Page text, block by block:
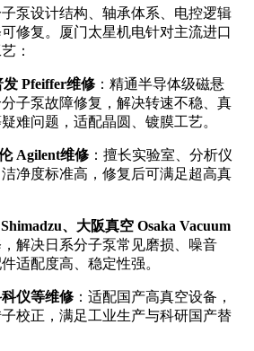
泵设计结构、轴承体系、电控逻辑
修复。厦门太星机电针对主流进口
：
Pfeiffer维修 ：精通半导体级磁悬
子泵故障修复，解决转速不稳、真
难问题，适配晶圆、镀膜工艺。
Agilent维修 ：擅长实验室、分析仪
净度标准高，修复后可满足超高真
、大阪真空 Osaka Vacuum
，解决日系分子泵常见磨损、噪音
适配度高、稳定性强。
仪等维修 ：适配国产高真空设备，
校正，满足工业生产与科研国产替